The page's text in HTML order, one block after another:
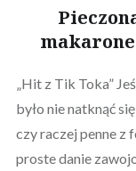
„Hit z Tik Toka”
było nie natknąć
czy raczej penne z
proste danie